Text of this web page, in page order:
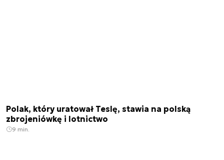
Polak, który uratował Teslę, stawia na polską
zbrojeniówkę i lotnictwo
9 min.